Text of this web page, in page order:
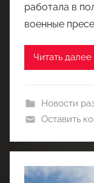
работала в
военные
Читать далее
Новости
Оставить